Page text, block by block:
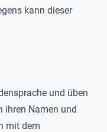
kann dieser
und üben
ihren Namen und
mit dem